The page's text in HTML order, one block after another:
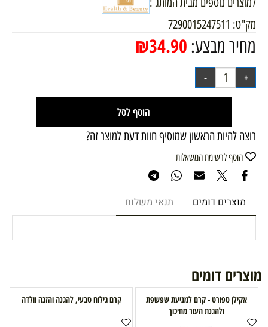
מק"ט: 7290015247511
מחיר מבצע: ₪34.90
הוסף לסל
רוצה להיות הראשון שמוסיף חוות דעת למוצר זה?
הוסף לרשימת המשאלות
מוצרים דומים תנאי משלוח
מוצרים דומים
אקילן ספורט - קרם למניעת שפשפת
ולהגנת העור מחיכוך
קרם גילוח טבעי, להגנה והזנה וולדה